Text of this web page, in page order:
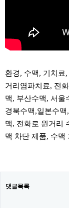
환경, 수맥, 기치료
거리염파치료, 전
맥, 부산수맥, 서울
경북수맥,일본수
맥, 전화로 원거리
맥 차단 제품, 수맥
댓글목록